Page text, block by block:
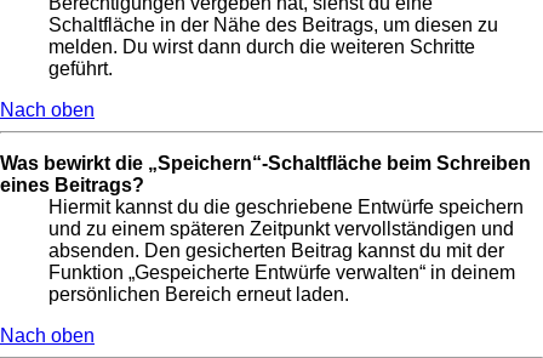
Schaltfläche in der Nähe des Beitrags, um diesen zu
melden. Du wirst dann durch die weiteren Schritte
geführt.
Nach oben
Was bewirkt die „Speichern“-Schaltfläche beim Schreiben
eines Beitrags?
Hiermit kannst du die geschriebene Entwürfe speichern
und zu einem späteren Zeitpunkt vervollständigen und
absenden. Den gesicherten Beitrag kannst du mit der
Funktion „Gespeicherte Entwürfe verwalten“ in deinem
persönlichen Bereich erneut laden.
Nach oben